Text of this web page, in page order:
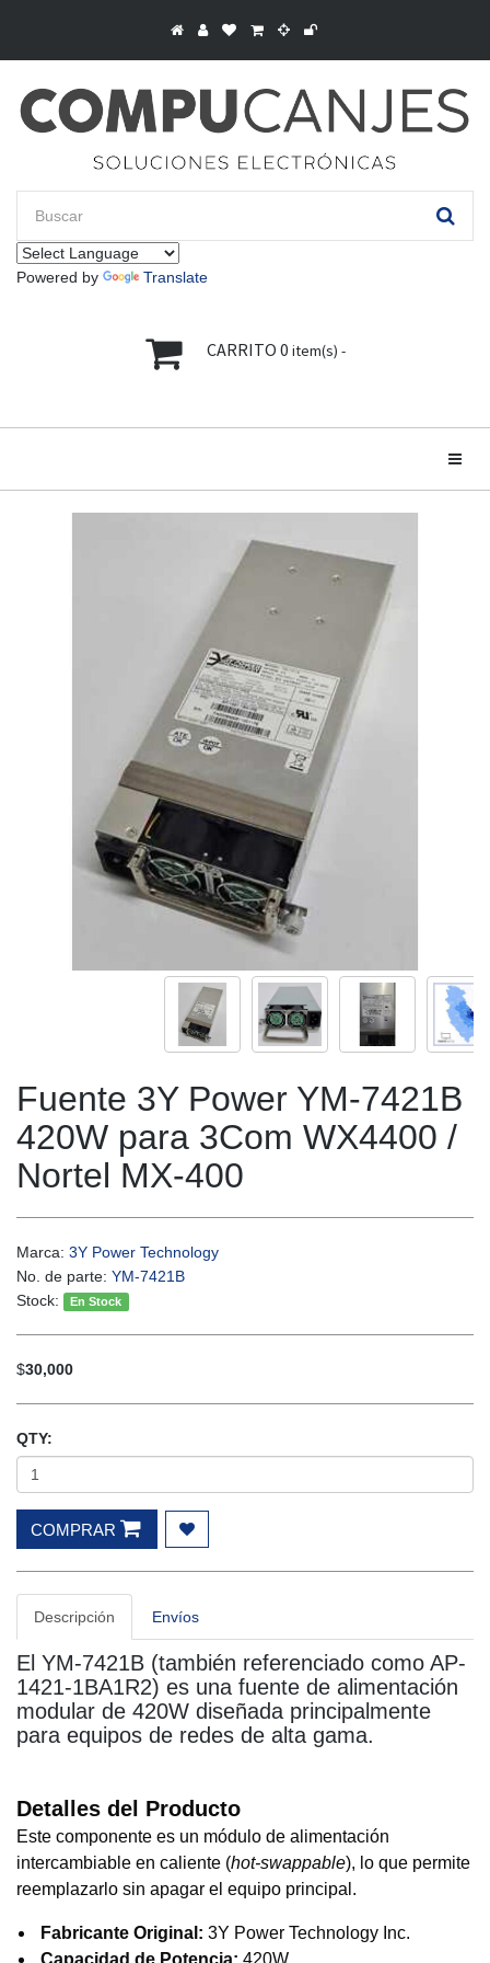
Powered by Translate
CARRITO 0 item(s) -
Fuente 3Y Power YM-7421B
420W para 3Com WX4400 /
Nortel MX-400
Marca: 3Y Power Technology
No. de parte: YM-7421B
Stock:
En Stock
$30,000
QTY:
COMPRAR
Descripción Envíos
El YM-7421B (también referenciado como AP-
1421-1BA1R2) es una fuente de alimentación
modular de 420W diseñada principalmente
para equipos de redes de alta gama.
Detalles del Producto
Este componente es un módulo de alimentación
intercambiable en caliente (hot-swappable), lo que permite
reemplazarlo sin apagar el equipo principal.
Fabricante Original: 3Y Power Technology Inc.
Capacidad de Potencia: 420W